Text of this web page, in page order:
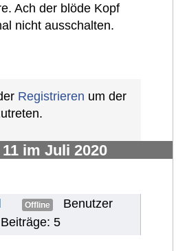
Ach der blöde Kopf
nicht ausschalten.
Registrieren um der
im Juli 2020
Offline
Benutzer
Beiträge: 5